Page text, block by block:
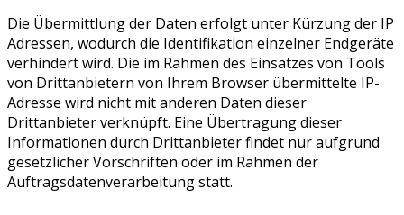
Die Übermittlung der Daten erfolgt unter Kürzung der IP
Adressen, wodurch die Identifikation einzelner Endgeräte
verhindert wird. Die im Rahmen des Einsatzes von Tools
von Drittanbietern von Ihrem Browser übermittelte IP-
Adresse wird nicht mit anderen Daten dieser
Drittanbieter verknüpft. Eine Übertragung dieser
Informationen durch Drittanbieter findet nur aufgrund
gesetzlicher Vorschriften oder im Rahmen der
Auftragsdatenverarbeitung statt.